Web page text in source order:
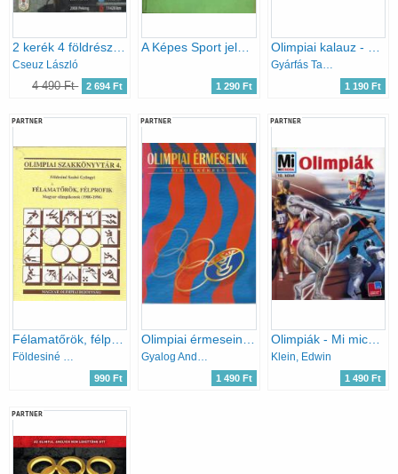
Cseuz László
4 490 Ft 2 694 Ft 1 290 Ft 1 190 Ft
PARTNER
Félamatőrök, félprofik (Magyar olimpikonok 1980-1996)- Olimpiai szakkönyvtár 4.
Földesiné Szabó Gyöngyi
990 Ft
PARTNER
Olimpiai érmeseink piros-kékben
Gyalog András (szerk.)
1 490 Ft
PARTNER
Olimpiák - Mi micsoda
Klein, Edwin
1 490 Ft
PARTNER